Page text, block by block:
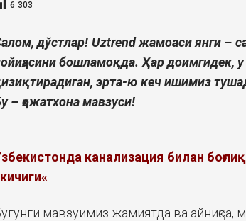
6 303
дўстлар! Uztrend жамоаси янги –
бошламоқда. Ҳар доимгидек, у
эрта-ю кеч ишимиз
– ҳожатхона мавзуси!
канализация билан
кичиги«
мавзуимиз жамиятда ва айниқса,